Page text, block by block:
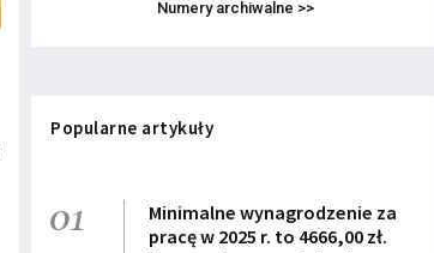
Numery archiwalne >>
Popularne artykuły
01
Minimalne wynagrodzenie za
pracę w 2025 r. to 4666,00 zł.